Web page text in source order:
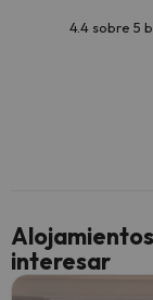
4.4 sobre 5
interesar